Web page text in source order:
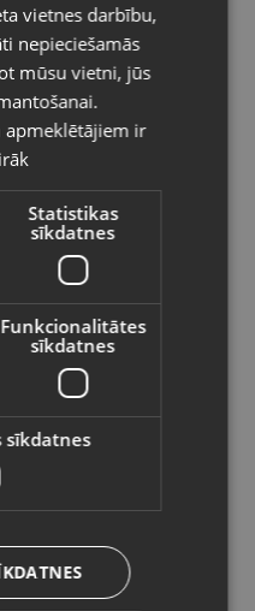
Aleksandra Čaka iela 70
26550228
(Garantija 24 mēneši)
uz
izvēlētajā
RUSSIAN
vietnes darbību,
nepieciešamās
mūsu vietni, jūs
apmeklētājiem ir
Statistikas
sīkdatnes
Funkcionalitātes
sīkdatnes
sīkdatnes